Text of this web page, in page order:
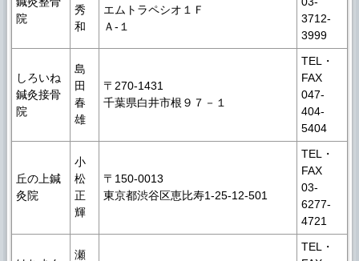
院
秀
和
エムトラペシオ１Ｆ
Ａ-１
3712-
3999
しろいね
鍼灸接骨
院
島
田
春
雄
〒270-1431
千葉県白井市根９７－１
TEL・
FAX
047-
404-
5404
丘の上鍼
灸院
小
松
正
輝
〒150-0013
東京都渋谷区恵比寿1-25-12-501
TEL・
FAX
03-
6277-
4721
瀬
TEL・